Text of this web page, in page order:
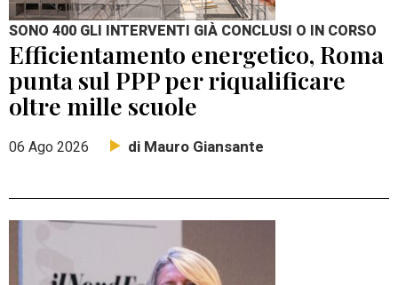
SONO 400 GLI INTERVENTI GIÀ CONCLUSI O IN CORSO
Efficientamento energetico, Roma
punta sul PPP per riqualificare
oltre mille scuole
06 Ago 2026 di Mauro Giansante